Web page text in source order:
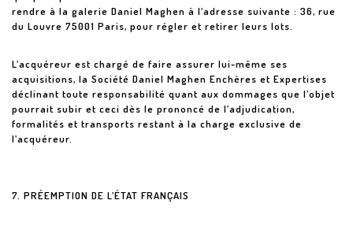
rendre à la galerie Daniel Maghen à l’adresse suivante : 36, rue
du Louvre 75001 Paris, pour régler et retirer leurs lots.
L’acquéreur est chargé de faire assurer lui-même ses
acquisitions, la Société Daniel Maghen Enchères et Expertises
déclinant toute responsabilité quant aux dommages que l’objet
pourrait subir et ceci dès le prononcé de l’adjudication,
formalités et transports restant à la charge exclusive de
l’acquéreur.
7. PRÉEMPTION DE L’ÉTAT FRANÇAIS